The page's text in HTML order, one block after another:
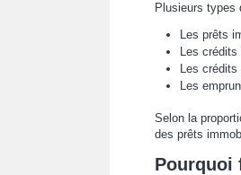
Plusieurs types
Les prêts
Les
Les
Les
Selon la
des prêts
Pourquoi